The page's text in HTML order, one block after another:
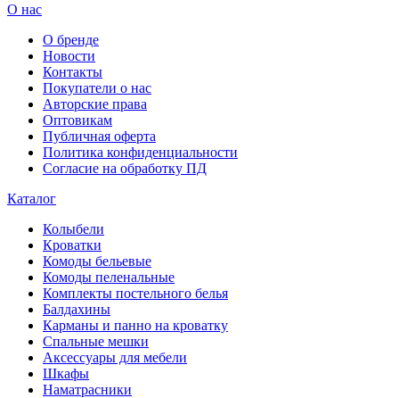
О нас
О бренде
Новости
Контакты
Покупатели о нас
Авторские права
Оптовикам
Публичная оферта
Политика конфиденциальности
Согласие на обработку ПД
Каталог
Колыбели
Кроватки
Комоды бельевые
Комоды пеленальные
Комплекты постельного белья
Балдахины
Карманы и панно на кроватку
Спальные мешки
Аксессуары для мебели
Шкафы
Наматрасники